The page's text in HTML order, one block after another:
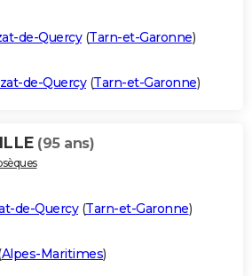
de-Quercy(Tarn-et-Garonne)
de-Quercy(Tarn-et-Garonne)
(95 ans)
de-Quercy(Tarn-et-Garonne)
Alpes-Maritimes)